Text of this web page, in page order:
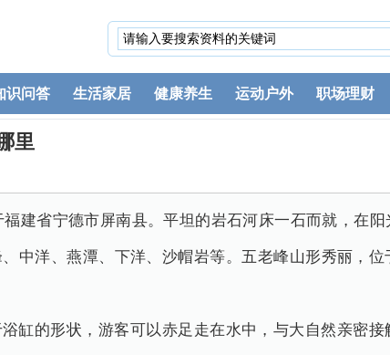
识问答 生活家居 健康养生 运动户外 职场理财
里
建省宁德市屏南县。平坦的岩石河床一石而就，在
中洋、燕潭、下洋、沙帽岩等。五老峰山形秀丽，
缸的形状，游客可以赤足走在水中，与大自然亲密